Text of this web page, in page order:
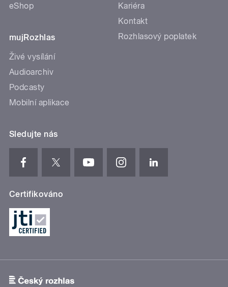
eShop
mujRozhlas
Živé vysílání
Audioarchiv
Podcasty
Mobilní aplikace
Kariéra
Kontakt
Rozhlasový poplatek
Sledujte nás
Certifikováno